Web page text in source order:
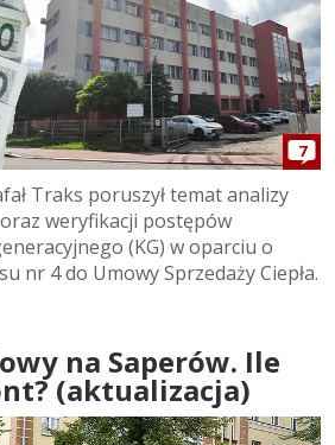
7
Traks poruszył temat analizy
weryfikacji postępów
(KG) w oparciu o
nr 4 do Umowy Sprzedaży Ciepła.
na Saperów. Ile
(aktualizacja)